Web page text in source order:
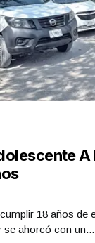
A
18 años de
se ahorcó con un...